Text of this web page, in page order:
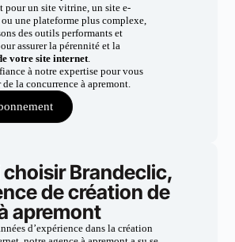
pour un site vitrine, un site e-
ou une plateforme plus complexe,
des outils performants et
assurer la pérennité et la
votre site internet.
à notre expertise pour vous
de la concurrence à apremont.
Brandeclic,
de création de
apremont
d’expérience dans la création